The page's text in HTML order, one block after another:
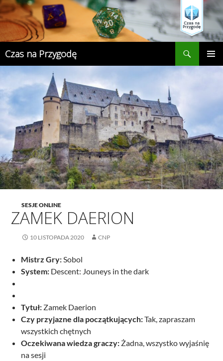
Przejdź
do
treści
Czas na Przygodę
SESJE ONLINE
ZAMEK DAERION
10 LISTOPADA 2020 CNP
Mistrz Gry: Sobol
System: Descent: Jouneys in the dark
Tytuł: Zamek Daerion
Czy przyjazne dla początkujących:Tak, zapraszam
wszystkich chętnych
Oczekiwana wiedza graczy: Żadna, wszystko wyjaśnię
na sesji